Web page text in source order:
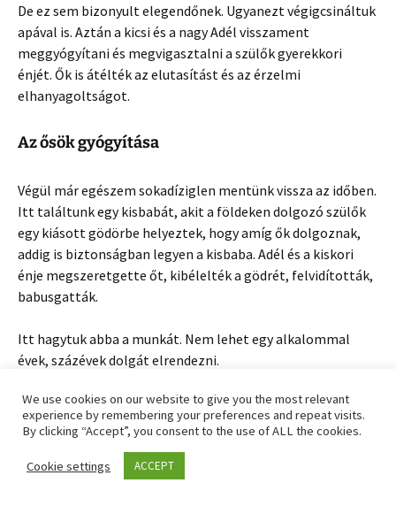
De ez sem bizonyult elegendőnek. Ugyanezt végigcsináltuk
apával is. Aztán a kicsi és a nagy Adél visszament
meggyógyítani és megvigasztalni a szülők gyerekkori
énjét. Ők is átélték az elutasítást és az érzelmi
elhanyagoltságot.
Az ősök gyógyítása
Végül már egészem sokadíziglen mentünk vissza az időben.
Itt találtunk egy kisbabát, akit a földeken dolgozó szülők
egy kiásott gödörbe helyeztek, hogy amíg ők dolgoznak,
addig is biztonságban legyen a kisbaba. Adél és a kiskori
énje megszeretgette őt, kibélelték a gödrét, felvidították,
babusgatták.
Itt hagytuk abba a munkát. Nem lehet egy alkalommal
évek, százévek dolgát elrendezni.
Mint ahogy máskor is, Adél érzett némi befejezetlenséget,
de tudta – ahogy máskor is történt már – egyszer rá fog
We use cookies on our website to give you the most relevant
experience by remembering your preferences and repeat visits.
By clicking “Accept”, you consent to the use of ALL the cookies.
Cookie settings ACCEPT